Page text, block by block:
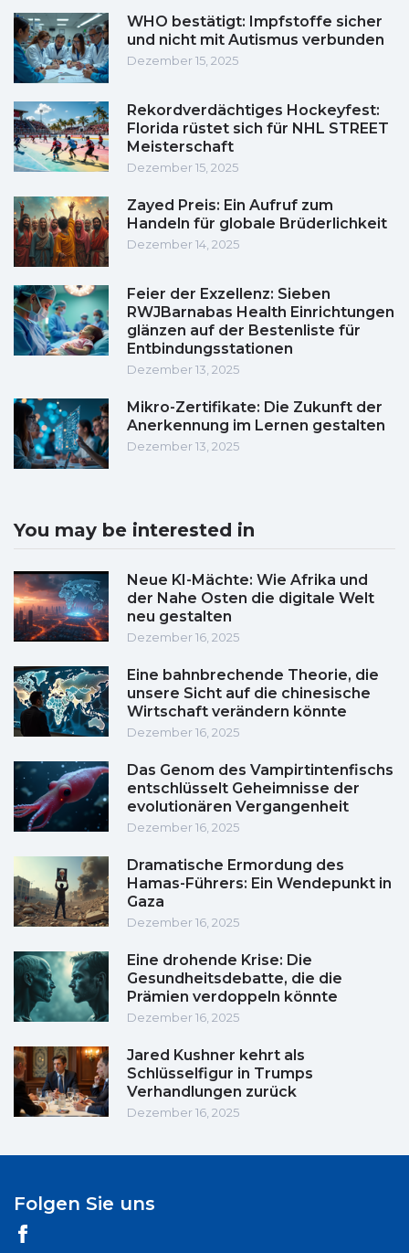
WHO bestätigt: Impfstoffe sicher
und nicht mit Autismus verbunden
Dezember 15, 2025
Rekordverdächtiges Hockeyfest:
Florida rüstet sich für NHL STREET
Meisterschaft
Dezember 15, 2025
Zayed Preis: Ein Aufruf zum
Handeln für globale Brüderlichkeit
Dezember 14, 2025
Feier der Exzellenz: Sieben
RWJBarnabas Health Einrichtungen
glänzen auf der Bestenliste für
Entbindungsstationen
Dezember 13, 2025
Mikro-Zertifikate: Die Zukunft der
Anerkennung im Lernen gestalten
Dezember 13, 2025
You may be interested in
Neue KI-Mächte: Wie Afrika und
der Nahe Osten die digitale Welt
neu gestalten
Dezember 16, 2025
Eine bahnbrechende Theorie, die
unsere Sicht auf die chinesische
Wirtschaft verändern könnte
Dezember 16, 2025
Das Genom des Vampirtintenfischs
entschlüsselt Geheimnisse der
evolutionären Vergangenheit
Dezember 16, 2025
Dramatische Ermordung des
Hamas-Führers: Ein Wendepunkt in
Gaza
Dezember 16, 2025
Eine drohende Krise: Die
Gesundheitsdebatte, die die
Prämien verdoppeln könnte
Dezember 16, 2025
Jared Kushner kehrt als
Schlüsselfigur in Trumps
Verhandlungen zurück
Dezember 16, 2025
Folgen Sie uns